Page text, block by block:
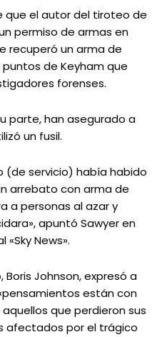
que el autor del tiroteo de
permiso de armas en
recuperó un arma de
de Keyham que
forenses.
parte, han asegurado a
un fusil.
(de servicio) había habido
arrebato con arma de
a personas al azar y
apuntó Sawyer en
News».
Boris Johnson, expresó a
están con
que perdieron sus
afectados por el trágico